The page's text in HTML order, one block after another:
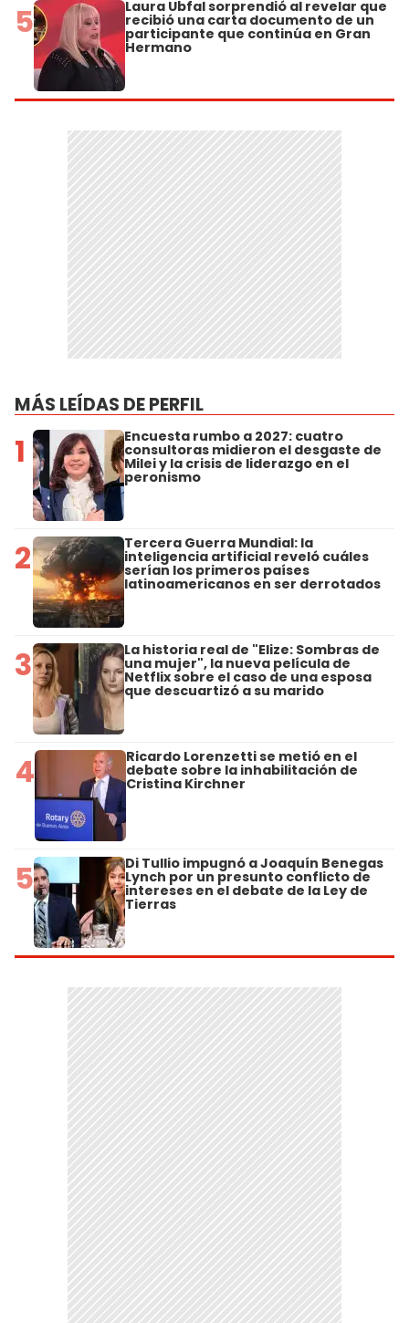
5 Laura Ubfal sorprendió al revelar que
recibió una carta documento de un
participante que continúa en Gran
Hermano
MÁS LEÍDAS DE PERFIL
1 Encuesta rumbo a 2027: cuatro
consultoras midieron el desgaste de
Milei y la crisis de liderazgo en el
peronismo
2 Tercera Guerra Mundial: la
inteligencia artificial reveló cuáles
serían los primeros países
latinoamericanos en ser derrotados
3 La historia real de "Elize: Sombras de
una mujer", la nueva película de
Netflix sobre el caso de una esposa
que descuartizó a su marido
4 Ricardo Lorenzetti se metió en el
debate sobre la inhabilitación de
Cristina Kirchner
5 Di Tullio impugnó a Joaquín Benegas
Lynch por un presunto conflicto de
intereses en el debate de la Ley de
Tierras